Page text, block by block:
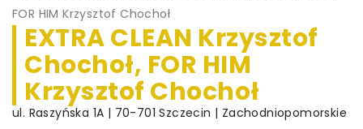
FOR HIM Krzysztof Chochoł
EXTRA CLEAN Krzysztof
Chochoł, FOR HIM
Krzysztof Chochoł
ul. Raszyńska 1A | 70-701 Szczecin | Zachodniopomorskie